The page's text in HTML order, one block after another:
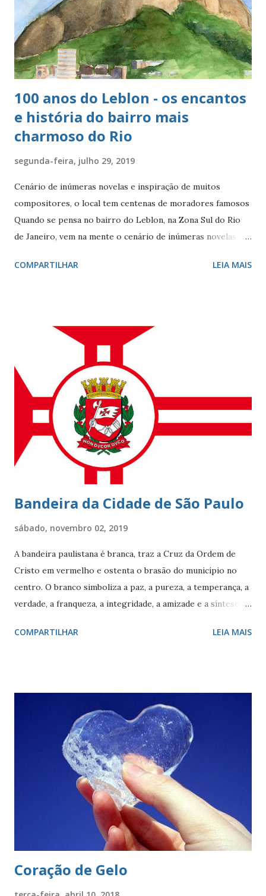
100 anos do Leblon - os encantos
e história do bairro mais
charmoso do Rio
segunda-feira, julho 29, 2019
Cenário de inúmeras novelas e inspiração de muitos
compositores, o local tem centenas de moradores famosos
Quando se pensa no bairro do Leblon, na Zona Sul do Rio
de Janeiro, vem na mente o cenário de inúmeras novelas de
compositores e poetas. Como defini-lo? Calmo e elegante.
pelo seu cartão-postal: o mar e o Morro Dois Irmãos. A
localidade uma das mais cobiçadas da cidade e um dos
bairros mais caros do país. No último dia 26 de julho, o
Leblon completou 100 anos de histórias. Francisca Ornellas
Teles e Charles Le Blond Charles Le Blond, 1804-1880,
chegou ao Rio de Janeiro em 1830, proveniente de
Marselha fundando a empresa ‘Navegação Aliança’ com a
finalidade de explor...
COMPARTILHAR LEIA MAIS
Bandeira da Cidade de São Paulo
sábado, novembro 02, 2019
A bandeira paulistana é branca, traz a Cruz da Ordem de
Cristo em vermelho e ostenta o brasão do município no
centro. O branco simboliza a paz, a pureza, a temperança, a
verdade, a franqueza, a integridade, a amizade e a síntese
valor, a galhardia, a generosidade e a honra. A cruz evoca a
Paulo. O brasão consiste num braço armado empunhando
um pendão branco, de de quatro pontas farpadas,
ostentando a cruz da Ordem de Cristo. O pendão está
fixado em uma haste lanceada, em prata. Encimando o
escudo há uma coroa em ouro, com quatro torres, três
ameias, com uma porta cada. Suportes: dois ramos de café,
frutificados, na sua cor natural. Divisa: ‘Non ducor duco’
(não sou conduzido, conduzo). . A cr...
COMPARTILHAR LEIA MAIS
Coração de Gelo